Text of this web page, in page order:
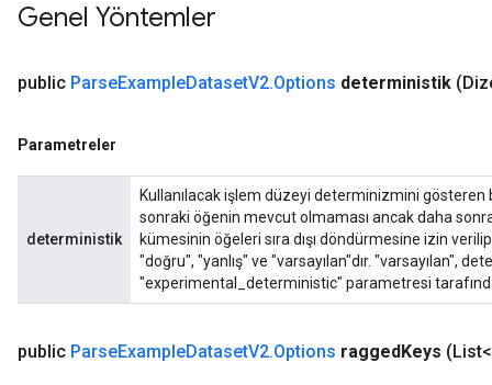
Genel Yöntemler
public ParseExampleDatasetV2.Options deterministik
Parametreler
deterministik
Kullanılacak işlem düzeyi determinizmini
sonraki öğenin mevcut olmaması ancak daha
kümesinin öğeleri sıra dışı döndürmesine izin
"doğru", "yanlış" ve "varsayılan"dır. "varsayılan",
"experimental_deterministic" parametresi
public ParseExampleDatasetV2.Options raggedKeys